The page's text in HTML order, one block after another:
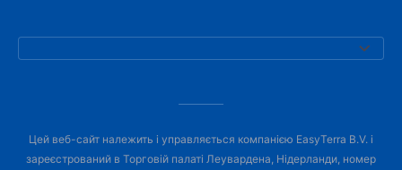
Цей веб-сайт належить і управляється компанією EasyTerra B.V. і
зареєстрований в Торговій палаті Леувардена, Нідерланди, номер